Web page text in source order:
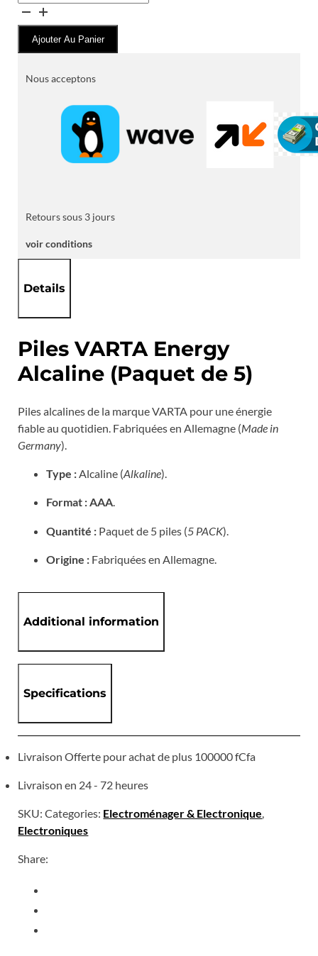
de
Piles
VARTA
Alcaline
Ajouter Au Panier
Nous acceptons
Retours sous 3 jours
voir conditions
Details
Piles VARTA Energy
Alcaline (Paquet de 5)
Piles alcalines de la marque VARTA pour une énergie
fiable au quotidien. Fabriquées en Allemagne (Made in
Germany).
Type :Alcaline (Alkaline).
Format :AAA.
Quantité : Paquet de 5 piles (5 PACK).
Origine : Fabriquées en Allemagne.
Additional information
Specifications
Livraison Offerte pour achat de plus 100000 fCfa
Livraison en 24 - 72 heures
SKU:Categories: Electroménager & Electronique,
Electroniques
Share: